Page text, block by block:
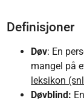
Definisjoner
Døv: En
mangel på
leksikon
Døvblind: